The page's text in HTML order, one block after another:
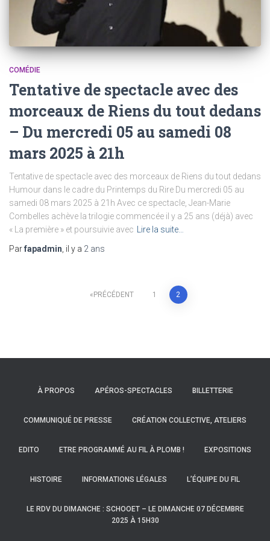
COMÉDIE
Tentative de spectacle avec des
morceaux de Riens du tout dedans
– Du mercredi 05 au samedi 08
mars 2025 à 21h
Tentative de spectacle avec des morceaux de Riens du tout dedans
Humour dans le cadre du Printemps du Rire Du mercredi 05 au
samedi 08 mars 2025 à 21h Avec ce spectacle, Jean-Marie
Combelles achève la trilogie commencée il y a 25 ans (déjà) avec
« La première » et poursuivie avec
Lire la suite…
Parfapadmin , il y a 2 ans
Navigation
articles
PRÉCÉDENT 1 2
À PROPOS APÉROS-SPECTACLES BILLETTERIE
COMMUNIQUÉ DE PRESSE CRÉATION COLLECTIVE, ATELIERS
EDITO ETRE PROGRAMMÉ AU FIL À PLOMB ! EXPOSITIONS
HISTOIRE INFORMATIONS LÉGALES L’ÉQUIPE DU FIL
LE RDV DU DIMANCHE : SCHOOET – LE DIMANCHE 07 DÉCEMBRE
2025 À 15H30